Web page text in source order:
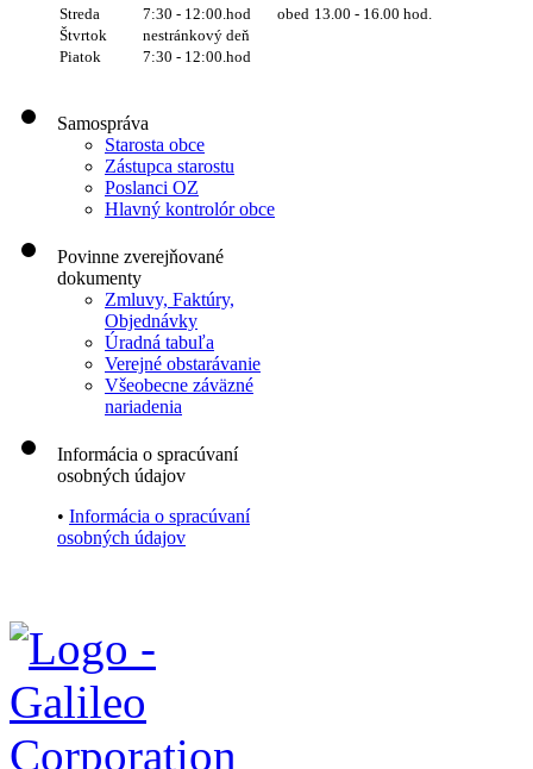
Streda
7:30 - 12:00.hod obed 13.00 - 16.00 hod.
Štvrtok
nestránkový deň
Piatok
7:30 - 12:00.hod
Samospráva
Starosta obce
Zástupca starostu
Poslanci OZ
Hlavný kontrolór obce
Povinne zverejňované
dokumenty
Zmluvy, Faktúry,
Objednávky
Úradná tabuľa
Verejné obstarávanie
Všeobecne záväzné
nariadenia
Informácia o spracúvaní
osobných údajov
• Informácia o spracúvaní
osobných údajov